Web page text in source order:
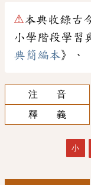
⚠本典收錄古
小學階段學習
典簡編本》、
注 音
釋 義
小